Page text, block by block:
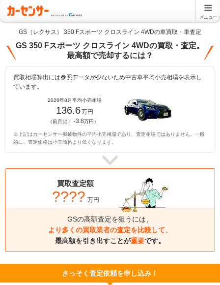
メニュー
GS（レクサス） 350 Fスポーツ クロスライン 4WDの車買取・車査定
GS 350 Fスポーツ クロスライン 4WDの買取・査定。
最高額で売却するには？
買取相場算出には参照データが少ないため中古車平均小売相場を表示し
ています。
2026年8月平均小売相場
136.6万円
（前月比： -3.8万円）
※上記はカーセンサー掲載物件の平均小売相場であり、査定相場ではありません。一般
的に、査定価格は小売価格より低くなります。
買取査定額
???? 万円
GSの高額査定を狙うには、
より多くの買取業者の査定を比較して、
最高額を引き出すことが重要です。
さっそく査定依頼を申し込み！